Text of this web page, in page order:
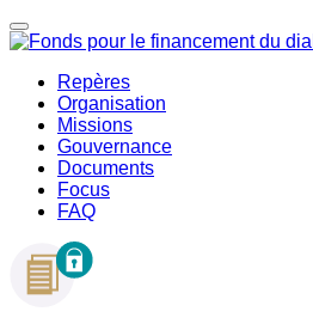
Repères
Organisation
Missions
Gouvernance
Documents
Focus
FAQ